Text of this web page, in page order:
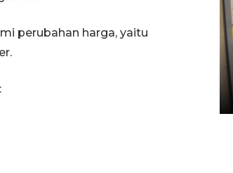
perubahan harga, yaitu
pembentukan
Merah Putih di
2026 10:33 WIB